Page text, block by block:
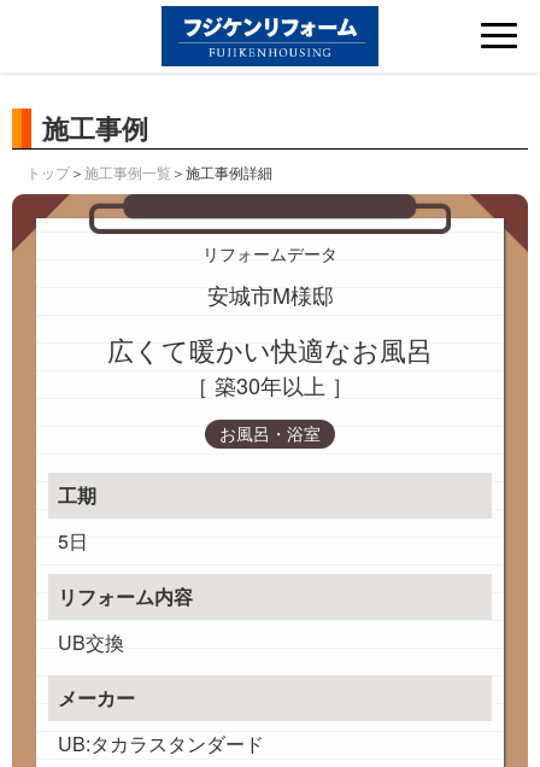
施工事例
トップ ＞ 施工事例一覧 ＞施工事例詳細
リフォームデータ
安城市M様邸
広くて暖かい快適なお風呂
［ 築30年以上 ］
お風呂・浴室
工期
5日
リフォーム内容
UB交換
メーカー
UB:タカラスタンダード